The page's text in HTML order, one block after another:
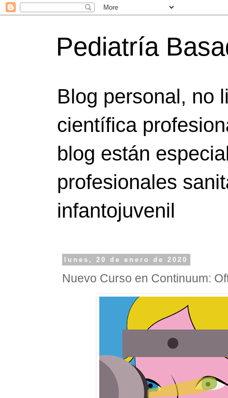
Pediatría
Blog personal, no
científica
blog están
profesionales
infantojuvenil
lunes, 20 de enero de 2020
Nuevo Curso en Continuum: